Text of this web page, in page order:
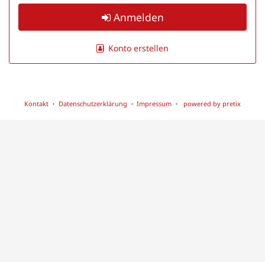
Anmelden
Konto erstellen
Kontakt Datenschutzerklärung Impressum powered by pretix